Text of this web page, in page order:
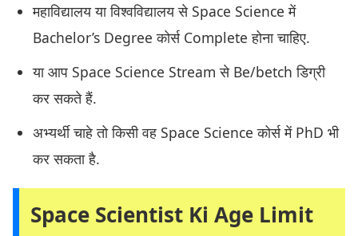
महाविद्यालय या विश्वविद्यालय से Space Science में
Bachelor’s Degree कोर्स Complete होना चाहिए.
या आप Space Science Stream से Be/betch डिग्री
कर सकते हैं.
अभ्यर्थी चाहे तो किसी वह Space Science कोर्स में PhD भी
कर सकता है.
Space Scientist Ki Age Limit